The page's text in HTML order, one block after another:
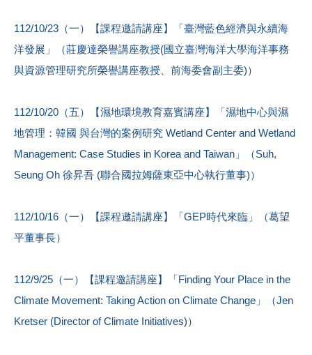
112/10/23（一）【課程邀請講座】「臺灣藍色經濟與永續海
洋發展」（莊慶達榮譽講座教授(國立臺灣海洋大學海洋事務
與資源管理研究所榮譽講座教授、前海委會副主委)）
112/10/20（五）【濕地環境教育嘉賓講座】「濕地中心與濕
地管理：韓國 與台灣的案例研究 Wetland Center and Wetland
Management: Case Studies in Korea and Taiwan」（Suh,
Seung Oh 徐昇吾 (聯合國拉姆薩東亞中心執行董事)）
112/10/16（一）【課程邀請講座】「GEP時代來臨」（葛望
平董事長）
112/9/25（一）【課程邀請講座】「Finding Your Place in the
Climate Movement: Taking Action on Climate Change」（Jen
Kretser (Director of Climate Initiatives)）